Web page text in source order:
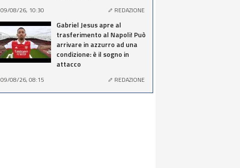
09/08/26, 10:30 REDAZIONE
Gabriel Jesus apre al
trasferimento al Napoli! Può
arrivare in azzurro ad una
condizione: è il sogno in
attacco
09/08/26, 08:15 REDAZIONE